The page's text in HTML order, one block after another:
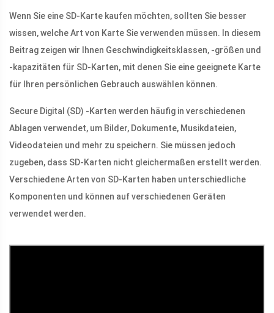
Wenn Sie eine SD-Karte kaufen möchten, sollten Sie besser
wissen, welche Art von Karte Sie verwenden müssen. In diesem
Beitrag zeigen wir Ihnen Geschwindigkeitsklassen, -größen und
-kapazitäten für SD-Karten, mit denen Sie eine geeignete Karte
für Ihren persönlichen Gebrauch auswählen können.
Secure Digital (SD) -Karten werden häufig in verschiedenen
Ablagen verwendet, um Bilder, Dokumente, Musikdateien,
Videodateien und mehr zu speichern. Sie müssen jedoch
zugeben, dass SD-Karten nicht gleichermaßen erstellt werden.
Verschiedene Arten von SD-Karten haben unterschiedliche
Komponenten und können auf verschiedenen Geräten
verwendet werden.